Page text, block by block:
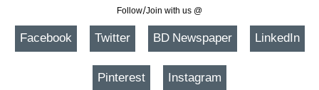
Follow/Join with us @
Facebook Twitter BD Newspaper LinkedIn
Pinterest Instagram